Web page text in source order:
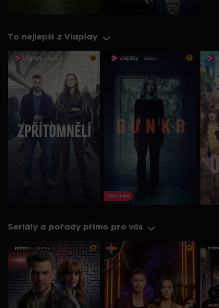
To nejlepší z Viaplay
Novinka
Seriály a pořady přímo pro vás